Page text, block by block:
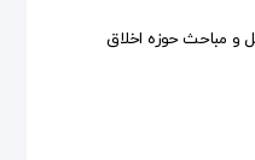
و مباحث حوزه اخلاق